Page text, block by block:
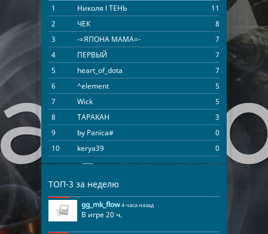
1
Николя l ТЕНЬ 11
01:15:15
2
ЧЕК 8
3
-=ЯПОНА МАМА=- 7 01:10:36
4
ПЕРВЫЙ 7 00:52:37
5
heart_of_dota 7
6
^element 5
7
Wick 5 00:36:48
8
TAPAKAH 3 01:36:24
9
by Panica# 0 00:10:17
10
kerya39 0 00:01:39
ТОП-3 за неделю
gg_mk_flow 4 часа назад
В игре 20 ч.